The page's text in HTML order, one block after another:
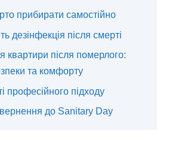
прибирати самостійно
дезінфекція після смерті
квартири після померлого:
та комфорту
професійного підходу
до Sanitary Day